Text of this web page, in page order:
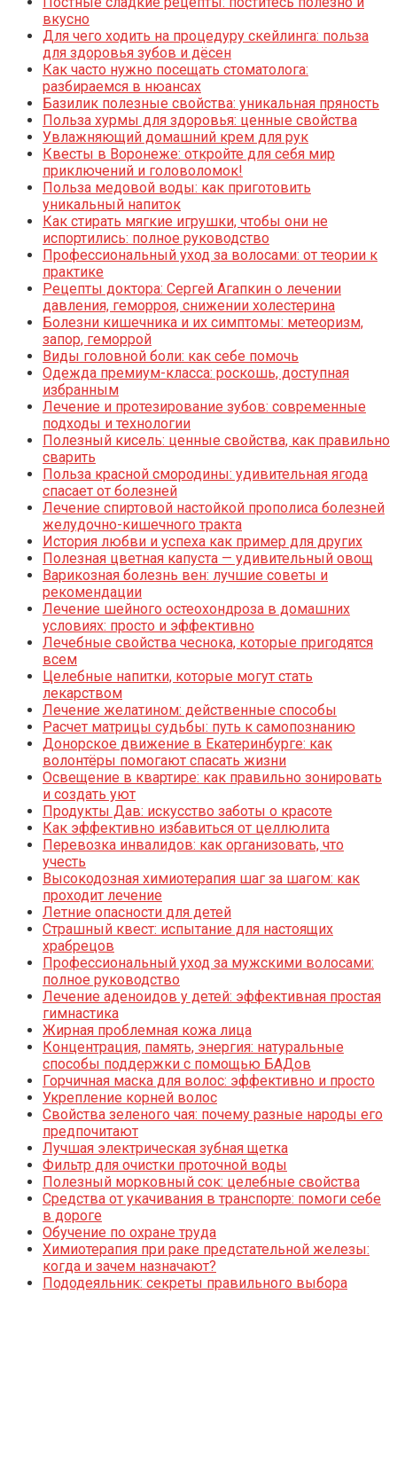
вкусно
Для чего ходить на процедуру скейлинга: польза
для здоровья зубов и дёсен
Как часто нужно посещать стоматолога:
разбираемся в нюансах
Базилик полезные свойства: уникальная пряность
Польза хурмы для здоровья: ценные свойства
Увлажняющий домашний крем для рук
Квесты в Воронеже: откройте для себя мир
приключений и головоломок!
Польза медовой воды: как приготовить
уникальный напиток
Как стирать мягкие игрушки, чтобы они не
испортились: полное руководство
Профессиональный уход за волосами: от теории к
практике
Рецепты доктора: Сергей Агапкин о лечении
давления, геморроя, снижении холестерина
Болезни кишечника и их симптомы: метеоризм,
запор, геморрой
Виды головной боли: как себе помочь
Одежда премиум-класса: роскошь, доступная
избранным
Лечение и протезирование зубов: современные
подходы и технологии
Полезный кисель: ценные свойства, как правильно
сварить
Польза красной смородины: удивительная ягода
спасает от болезней
Лечение спиртовой настойкой прополиса болезней
желудочно-кишечного тракта
История любви и успеха как пример для других
Полезная цветная капуста — удивительный овощ
Варикозная болезнь вен: лучшие советы и
рекомендации
Лечение шейного остеохондроза в домашних
условиях: просто и эффективно
Лечебные свойства чеснока, которые пригодятся
всем
Целебные напитки, которые могут стать
лекарством
Лечение желатином: действенные способы
Расчет матрицы судьбы: путь к самопознанию
Донорское движение в Екатеринбурге: как
волонтёры помогают спасать жизни
Освещение в квартире: как правильно зонировать
и создать уют
Продукты Дав: искусство заботы о красоте
Как эффективно избавиться от целлюлита
Перевозка инвалидов: как организовать, что
учесть
Высокодозная химиотерапия шаг за шагом: как
проходит лечение
Летние опасности для детей
Страшный квест: испытание для настоящих
храбрецов
Профессиональный уход за мужскими волосами:
полное руководство
Лечение аденоидов у детей: эффективная простая
гимнастика
Жирная проблемная кожа лица
Концентрация, память, энергия: натуральные
способы поддержки с помощью БАДов
Горчичная маска для волос: эффективно и просто
Укрепление корней волос
Свойства зеленого чая: почему разные народы его
предпочитают
Лучшая электрическая зубная щетка
Фильтр для очистки проточной воды
Полезный морковный сок: целебные свойства
Средства от укачивания в транспорте: помоги себе
в дороге
Обучение по охране труда
Химиотерапия при раке предстательной железы:
когда и зачем назначают?
Пододеяльник: секреты правильного выбора